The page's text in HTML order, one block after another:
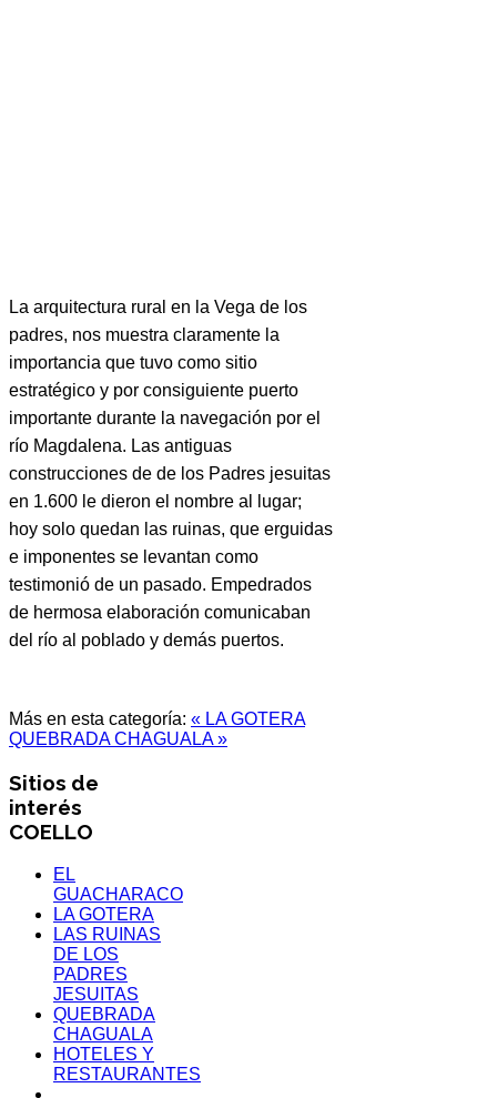
La arquitectura rural en la Vega de los
padres, nos muestra claramente la
importancia que tuvo como sitio
estratégico y por consiguiente puerto
importante durante la navegación por el
río Magdalena. Las antiguas
construcciones de de los Padres jesuitas
en 1.600 le dieron el nombre al lugar;
hoy solo quedan las ruinas, que erguidas
e imponentes se levantan como
testimonió de un pasado. Empedrados
de hermosa elaboración comunicaban
del río al poblado y demás puertos.
Más en esta categoría: « LA GOTERA
QUEBRADA CHAGUALA »
Sitios de
interés
COELLO
EL
GUACHARACO
LA GOTERA
LAS RUINAS
DE LOS
PADRES
JESUITAS
QUEBRADA
CHAGUALA
HOTELES Y
RESTAURANTES